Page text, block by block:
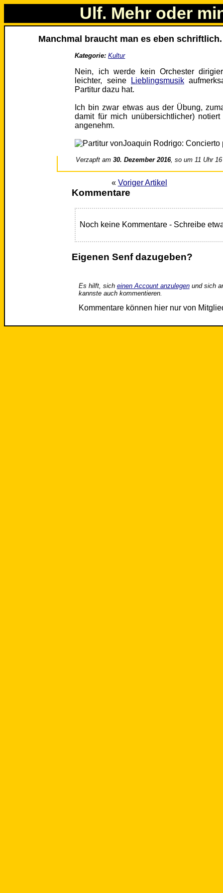
Ulf. Mehr oder
Manchmal braucht man es eben schriftlich.
Kategorie: Kultur
Nein, ich werde kein Orchester
leichter, seine
Lieblingsmusik
Partitur dazu hat.
Ich bin zwar etwas aus der Übung,
damit für mich unübersichtlicher)
angenehm.
Verzapft am30. Dezember 2016, so um 11 Uhr 16
« Voriger Artikel
Kommentare
Noch keine Kommentare - Schreibe
Eigenen Senf dazugeben?
Es hilft, sich einen Account anzulegenund sich
kannste auch kommentieren.
Kommentare können hier nur von